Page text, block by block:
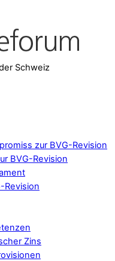
Schweiz
zur BVG-Revision
BVG-Revision
Revision
Zins